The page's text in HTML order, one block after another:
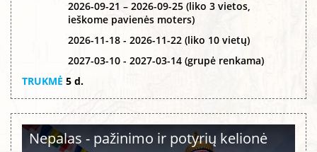
2026-09-21 – 2026-09-25 (liko 3 vietos,
ieškome pavienės moters)
2026-11-18 - 2026-11-22 (liko 10 vietų)
2027-03-10 - 2027-03-14 (grupė renkama)
TRUKMĖ 5 d.
Nepalas - pažinimo ir potyrių kelionė